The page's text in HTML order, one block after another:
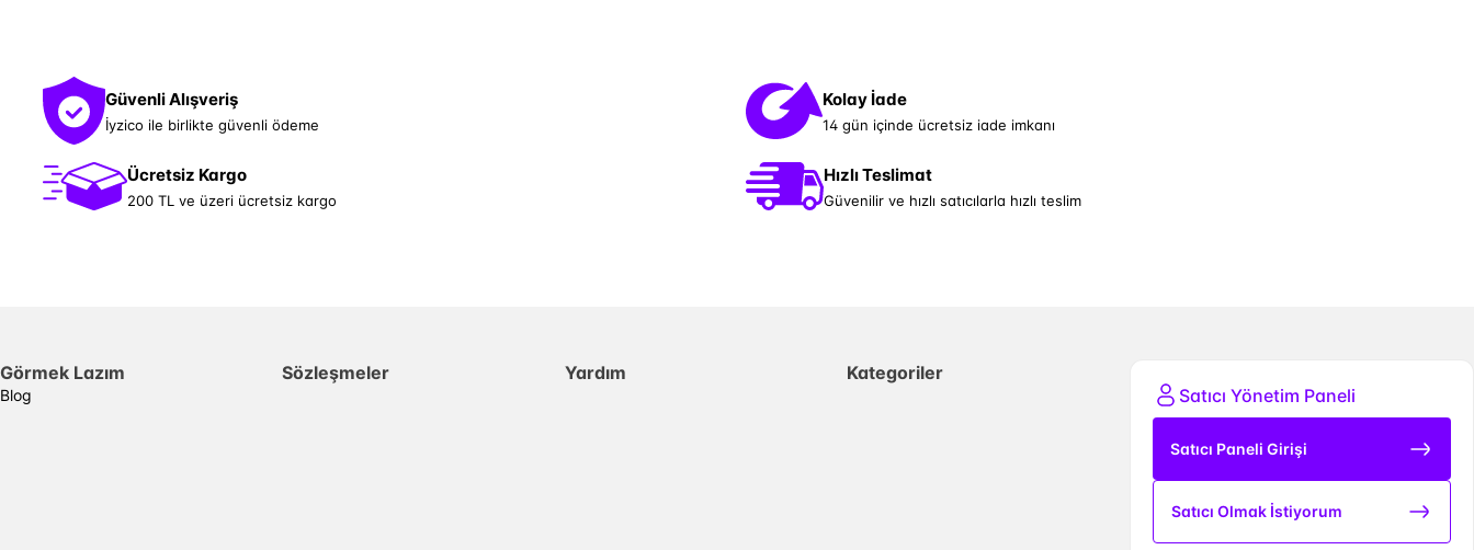
Güvenli Alışveriş
İyzico ile birlikte güvenli ödeme
Kolay İade
14 gün içinde ücretsiz iade imkanı
Ücretsiz Kargo
200 TL ve üzeri ücretsiz kargo
Hızlı Teslimat
Güvenilir ve hızlı satıcılarla hızlı teslim
Görmek Lazım
Blog
Sözleşmeler Yardım
Kategoriler
Satıcı Yönetim Paneli
Satıcı Paneli Girişi
Satıcı Olmak İstiyorum